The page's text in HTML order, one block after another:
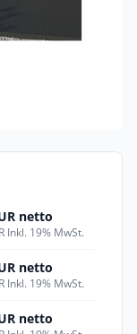
netto
Inkl. 19% MwSt.
netto
Inkl. 19% MwSt.
netto